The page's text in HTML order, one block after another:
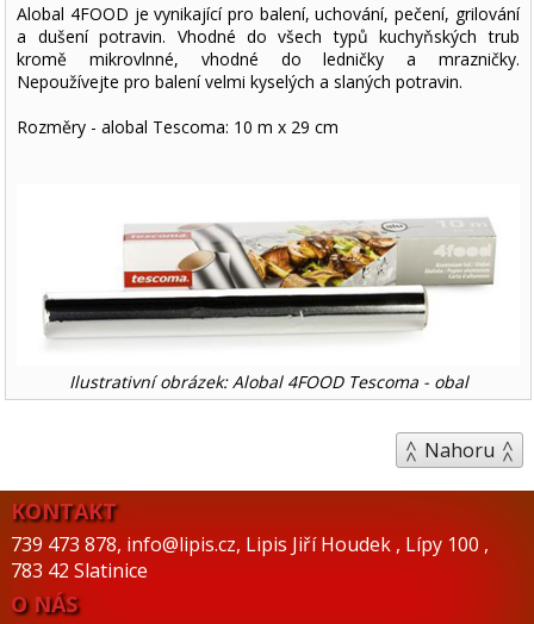
Alobal 4FOOD je vynikající pro balení, uchování, pečení, grilování
a dušení potravin. Vhodné do všech typů kuchyňských trub
kromě mikrovlnné, vhodné do ledničky a mrazničky.
Nepoužívejte pro balení velmi kyselých a slaných potravin.
Rozměry - alobal Tescoma: 10 m x 29 cm
Ilustrativní obrázek: Alobal 4FOOD Tescoma - obal
Nahoru
KONTAKT
739 473 878, info@lipis.cz, Lipis Jiří Houdek , Lípy 100 ,
783 42 Slatinice
O NÁS